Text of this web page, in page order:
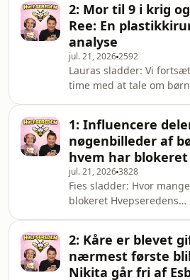
produkt… nå nej,
føler sig endnu en gang
krænket. Denne gang
altså indimellem skal
sædvanlig bliver
gennem tastaturet.Og så
vores faste “borger på
Cathrine
2: Mor til 9 i krig
Ree: En
analyse
jul. 21, 20262592
Lauras sladder: Vi
time med at tale om
henvendelse til os om at
af hendes materiale. Vi
materialet, men hun vil
hvilke overvejelser hun
dele sine børn. Mor-
angrebet vores indbakke,
altid er åben. Laura har
1: Influencere
nøgenbilleder af
hvem har blokeret
jul. 21, 20263828
Fies sladder: Hvor
blokeret Hvepseredens
Cheeseburger), og det er
med at gide at se
Nikolai. Se Klovn i stedet.
2: Kåre er blevet
nærmest første
Nikita går fri af